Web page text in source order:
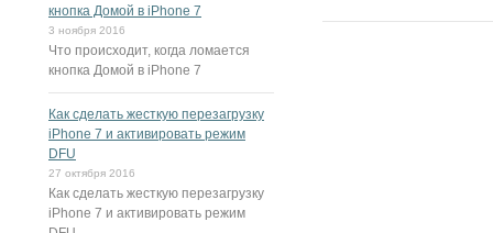
кнопка Домой в iPhone 7
3 ноября 2016
Что происходит, когда ломается
кнопка Домой в iPhone 7
Как сделать жесткую перезагрузку
iPhone 7 и активировать режим
DFU
27 октября 2016
Как сделать жесткую перезагрузку
iPhone 7 и активировать режим